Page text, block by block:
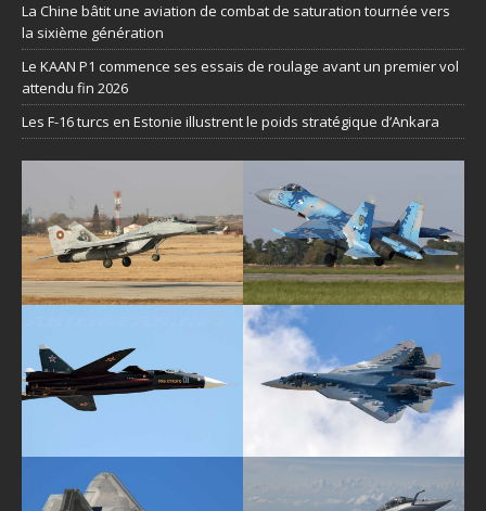
La Chine bâtit une aviation de combat de saturation tournée vers
la sixième génération
Le KAAN P1 commence ses essais de roulage avant un premier vol
attendu fin 2026
Les F-16 turcs en Estonie illustrent le poids stratégique d’Ankara